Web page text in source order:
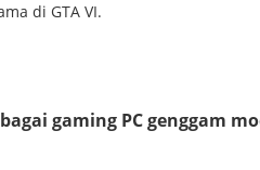
di GTA VI.
gaming PC genggam